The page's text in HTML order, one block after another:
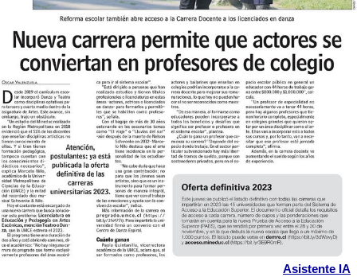
Asistente IA